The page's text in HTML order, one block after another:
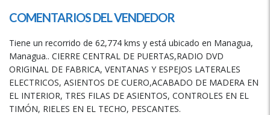
COMENTARIOS DEL VENDEDOR
Tiene un recorrido de 62,774 kms y está ubicado en Managua,
Managua.. CIERRE CENTRAL DE PUERTAS,RADIO DVD
ORIGINAL DE FABRICA, VENTANAS Y ESPEJOS LATERALES
ELECTRICOS, ASIENTOS DE CUERO,ACABADO DE MADERA EN
EL INTERIOR, TRES FILAS DE ASIENTOS, CONTROLES EN EL
TIMÓN, RIELES EN EL TECHO, PESCANTES.